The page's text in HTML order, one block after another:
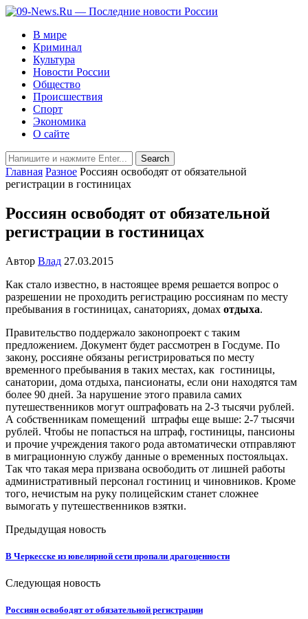
В мире
Криминал
Культура
Новости России
Общество
Происшествия
Спорт
Экономика
О сайте
Главная Разное Россиян освободят от обязательной
регистрации в гостиницах
Россиян освободят от обязательной
регистрации в гостиницах
Автор Влад 27.03.2015
Как стало известно, в настоящее время решается вопрос о
разрешении не проходить регистрацию россиянам по месту
пребывания в гостиницах, санаториях, домах отдыха.
Правительство поддержало законопроект с таким
предложением. Документ будет рассмотрен в Госдуме. По
закону, россияне обязаны регистрироваться по месту
временного пребывания в таких местах, как гостиницы,
санатории, дома отдыха, пансионаты, если они находятся там
более 90 дней. За нарушение этого правила самих
путешественников могут оштрафовать на 2-3 тысячи рублей.
А собственникам помещений штрафы еще выше: 2-7 тысячи
рублей. Чтобы не попасться на штраф, гостиницы, пансионы
и прочие учреждения такого рода автоматически отправляют
в миграционную службу данные о временных постояльцах.
Так что такая мера призвана освободить от лишней работы
административный персонал гостиниц и чиновников. Кроме
того, нечистым на руку полицейским станет сложнее
вымогать у путешественников взятки.
Предыдущая новость
В Черкесске из ювелирной сети пропали драгоценности
Следующая новость
Россиян освободят от обязательной регистрации